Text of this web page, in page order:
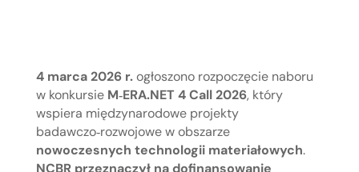
4 marca 2026 r.ogłoszono rozpoczęcie naboru
w konkursie M‑ERA.NET 4 Call 2026, który
wspiera międzynarodowe projekty
badawczo‑rozwojowe w obszarze
nowoczesnych technologii materiałowych.
NCBR przeznaczył na dofinansowanie